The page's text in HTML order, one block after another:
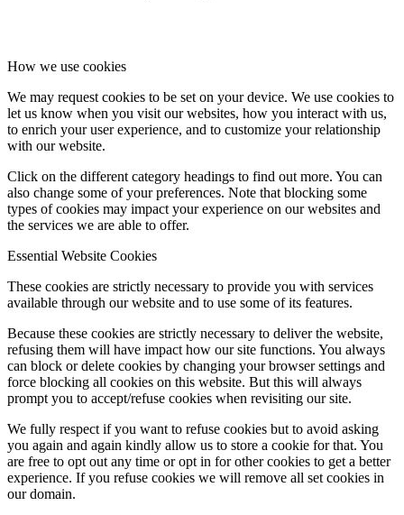
How we use cookies
We may request cookies to be set on your device. We use cookies to
let us know when you visit our websites, how you interact with us,
to enrich your user experience, and to customize your relationship
with our website.
Click on the different category headings to find out more. You can
also change some of your preferences. Note that blocking some
types of cookies may impact your experience on our websites and
the services we are able to offer.
Essential Website Cookies
These cookies are strictly necessary to provide you with services
available through our website and to use some of its features.
Because these cookies are strictly necessary to deliver the website,
refusing them will have impact how our site functions. You always
can block or delete cookies by changing your browser settings and
force blocking all cookies on this website. But this will always
prompt you to accept/refuse cookies when revisiting our site.
We fully respect if you want to refuse cookies but to avoid asking
you again and again kindly allow us to store a cookie for that. You
are free to opt out any time or opt in for other cookies to get a better
experience. If you refuse cookies we will remove all set cookies in
our domain.